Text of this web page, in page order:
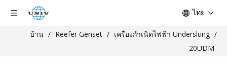
ไทย
บ้าน / Reefer Genset / เครื่องกำเนิดไฟฟ้า Underslung /
20UDM